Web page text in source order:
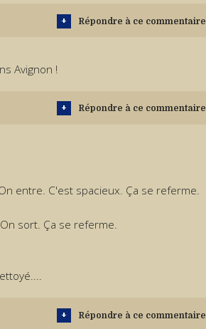
Répondre à ce commentaire
Avignon !
Répondre à ce commentaire
entre. C'est spacieux. Ça se referme.
sort. Ça se referme.
Répondre à ce commentaire